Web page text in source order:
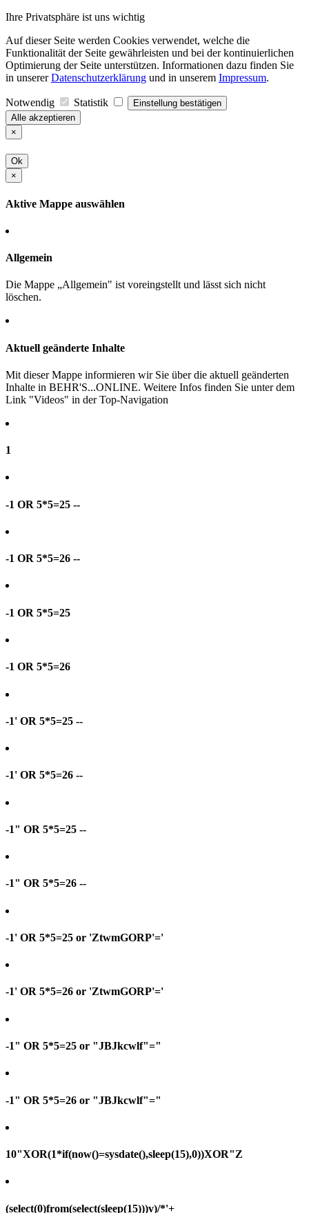
Ihre Privatsphäre ist uns wichtig
Auf dieser Seite werden Cookies verwendet, welche die
Funktionalität der Seite gewährleisten und bei der kontinuierlichen
Optimierung der Seite unterstützen. Informationen dazu finden Sie
in unsererDatenschutzerklärung und in unserem Impressum.
Notwendig Statistik
Einstellung bestätigen
Alle akzeptieren
×
Ok
×
Aktive Mappe auswählen
Allgemein
Die Mappe „Allgemein" ist voreingstellt und lässt sich nicht
löschen.
Aktuell geänderte Inhalte
Mit dieser Mappe informieren wir Sie über die aktuell geänderten
Inhalte in BEHR'S...ONLINE. Weitere Infos finden Sie unter dem
Link "Videos" in der Top-Navigation
1
-1 OR 5*5=25 --
-1 OR 5*5=26 --
-1 OR 5*5=25
-1 OR 5*5=26
-1' OR 5*5=25 --
-1' OR 5*5=26 --
-1" OR 5*5=25 --
-1" OR 5*5=26 --
-1' OR 5*5=25 or 'ZtwmGORP'='
-1' OR 5*5=26 or 'ZtwmGORP'='
-1" OR 5*5=25 or "JBJkcwlf"="
-1" OR 5*5=26 or "JBJkcwlf"="
10"XOR(1*if(now()=sysdate(),sleep(15),0))XOR"Z
(select(0)from(select(sleep(15)))v)/*'+